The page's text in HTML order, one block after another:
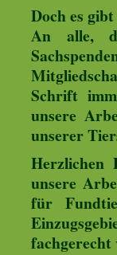
Doch es
An alle,
Schrift
unsere
unserer
Herzlichen
unsere
für